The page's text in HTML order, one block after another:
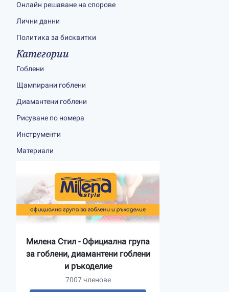
Онлайн решаване на спорове
Лични данни
Политика за бисквитки
Категории
Гоблени
Щампирани гоблени
Диамантени гоблени
Рисуване по номера
Инструменти
Материали
Милена Стил - Официална група
за гоблени, диамантени гоблени
и ръкоделие
7007 членове